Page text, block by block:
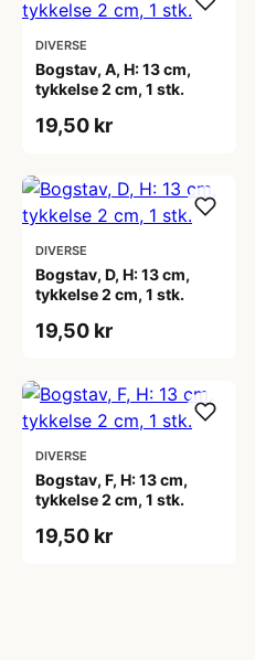
DIVERSE
Bogstav, A, H: 13 cm,
tykkelse 2 cm, 1 stk.
19,50 kr
DIVERSE
Bogstav, D, H: 13 cm,
tykkelse 2 cm, 1 stk.
19,50 kr
DIVERSE
Bogstav, F, H: 13 cm,
tykkelse 2 cm, 1 stk.
19,50 kr